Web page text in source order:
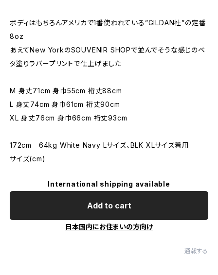
ボディはもちろんアメリカで1番使われている”GILDAN社”の定番
8oz
あえてNew YorkのSOUVENIR SHOPで並んでそうな感じのベ
タ塗りラバープリントで仕上げました
M 身丈71cm 身巾55cm 裄丈88cm
L 身丈74cm 身巾61cm 裄丈90cm
XL 身丈76cm 身巾66cm 裄丈93cm
172cm 64kg White Navy Lサイズ、BLK XLサイズ着用
サイズ(cm)
International shipping available
Add to cart
日本国内にお住まいの方向け
通報する